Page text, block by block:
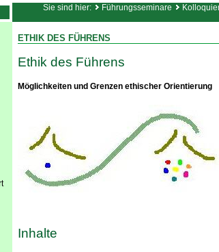
Sie sind hier: Führungsseminare
ETHIK DES FÜHRENS
Ethik des Führens
Möglichkeiten und Grenzen ethischer Orientierung
Inhalte